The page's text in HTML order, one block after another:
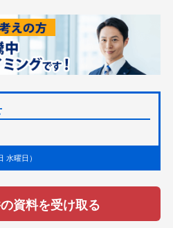
水曜日）
資料を受け取る